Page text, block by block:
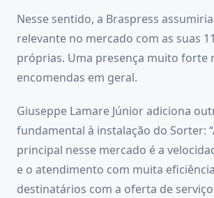
Nesse sentido, a Braspress
relevante no mercado com as suas
próprias. Uma presença muito forte
encomendas em geral.
Giuseppe Lamare Júnior adiciona
fundamental à instalação do Sorter:
principal nesse mercado é a
e o atendimento com muita
destinatários com a oferta de